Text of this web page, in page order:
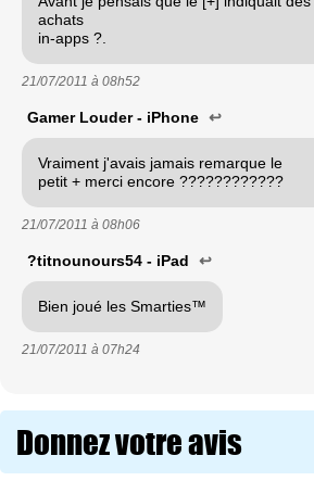
achats
in-apps ?.
21/07/2011 à 08h52
Gamer Louder - iPhone ↩
Vraiment j'avais jamais remarque le
petit + merci encore ????????????
21/07/2011 à 08h06
?titnounours54 - iPad ↩
Bien joué les Smarties™
21/07/2011 à 07h24
Donnez votre avis